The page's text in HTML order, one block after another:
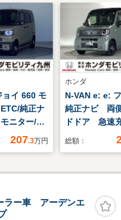
ョイ 660 モ
純正ナ
ニター/ホ
ング
207.3万円
ホンダ
N-VAN e: e:
純正ナビ 両
ドドア 急速
総額：
ー車 アーデンエ